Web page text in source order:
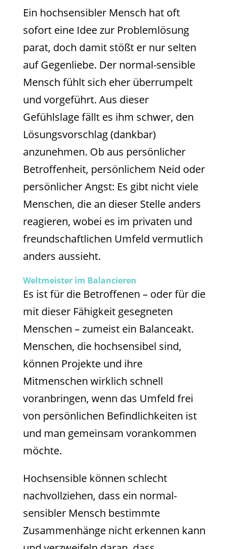
Ein hochsensibler Mensch hat oft
sofort eine Idee zur Problemlösung
parat, doch damit stößt er nur selten
auf Gegenliebe. Der normal-sensible
Mensch fühlt sich eher überrumpelt
und vorgeführt. Aus dieser
Gefühlslage fällt es ihm schwer, den
Lösungsvorschlag (dankbar)
anzunehmen. Ob aus persönlicher
Betroffenheit, persönlichem Neid oder
persönlicher Angst: Es gibt nicht viele
Menschen, die an dieser Stelle anders
reagieren, wobei es im privaten und
freundschaftlichen Umfeld vermutlich
anders aussieht.
Weltmeister im Balancieren
Es ist für die Betroffenen – oder für die
mit dieser Fähigkeit gesegneten
Menschen – zumeist ein Balanceakt.
Menschen, die hochsensibel sind,
können Projekte und ihre
Mitmenschen wirklich schnell
voranbringen, wenn das Umfeld frei
von persönlichen Befindlichkeiten ist
und man gemeinsam vorankommen
möchte.
Hochsensible können schlecht
nachvollziehen, dass ein normal-
sensibler Mensch bestimmte
Zusammenhänge nicht erkennen kann